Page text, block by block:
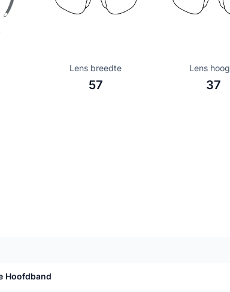
Lens breedte
57
Lens
37
Hoofdband